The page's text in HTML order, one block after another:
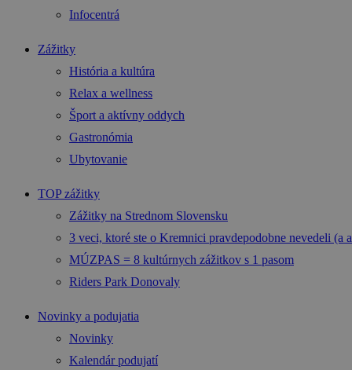
Infocentrá
Zážitky
História a kultúra
Relax a wellness
Šport a aktívny oddych
Gastronómia
Ubytovanie
TOP zážitky
Zážitky na Strednom Slovensku
3 veci, ktoré ste o Kremnici pravdepodobne nevedeli (a
MÚZPAS = 8 kultúrnych zážitkov s 1 pasom
Riders Park Donovaly
Novinky a podujatia
Novinky
Kalendár podujatí